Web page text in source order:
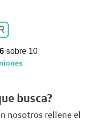
sobre 10
busca?
nosotros rellene el